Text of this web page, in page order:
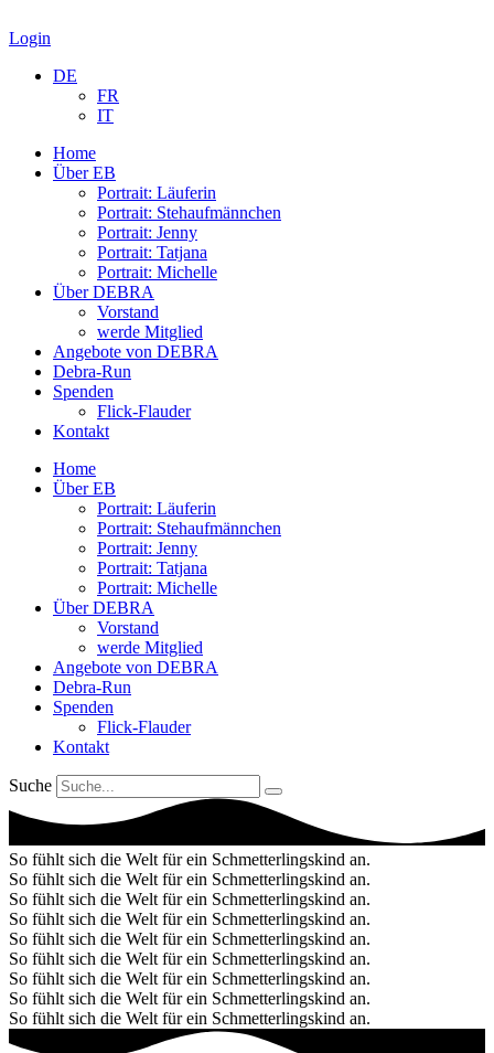
Login
DE
FR
IT
Home
Über EB
Portrait: Läuferin
Portrait: Stehaufmännchen
Portrait: Jenny
Portrait: Tatjana
Portrait: Michelle
Über DEBRA
Vorstand
werde Mitglied
Angebote von DEBRA
Debra-Run
Spenden
Flick-Flauder
Kontakt
Home
Über EB
Portrait: Läuferin
Portrait: Stehaufmännchen
Portrait: Jenny
Portrait: Tatjana
Portrait: Michelle
Über DEBRA
Vorstand
werde Mitglied
Angebote von DEBRA
Debra-Run
Spenden
Flick-Flauder
Kontakt
Suche
So fühlt sich die Welt für ein Schmetterlingskind an.
So fühlt sich die Welt für ein Schmetterlingskind an.
So fühlt sich die Welt für ein Schmetterlingskind an.
So fühlt sich die Welt für ein Schmetterlingskind an.
So fühlt sich die Welt für ein Schmetterlingskind an.
So fühlt sich die Welt für ein Schmetterlingskind an.
So fühlt sich die Welt für ein Schmetterlingskind an.
So fühlt sich die Welt für ein Schmetterlingskind an.
So fühlt sich die Welt für ein Schmetterlingskind an.